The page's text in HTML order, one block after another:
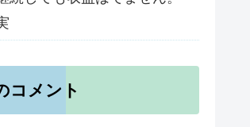
コメント